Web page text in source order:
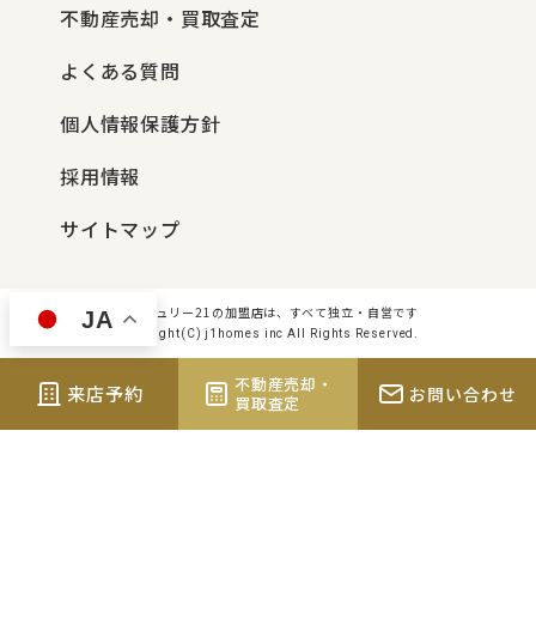
不動産売却・買取査定
よくある質問
個人情報保護方針
採用情報
サイトマップ
センチュリー21の加盟店は、すべて独立・自営です
Copyright(C) j1homes inc All Rights Reserved.
来店予約
不動産売却・
買取査定
お問い合わせ
JA